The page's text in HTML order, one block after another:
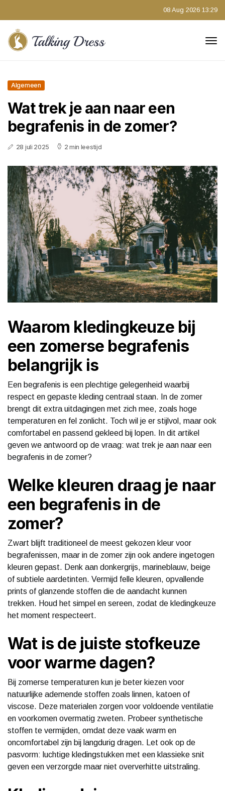
08 Aug 2026 13:29
Algemeen
Wat trek je aan naar een
begrafenis in de zomer?
28 juli 2025 2 min leestijd
Waarom kledingkeuze bij
een zomerse begrafenis
belangrijk is
Een begrafenis is een plechtige gelegenheid waarbij
respect en gepaste kleding centraal staan. In de zomer
brengt dit extra uitdagingen met zich mee, zoals hoge
temperaturen en fel zonlicht. Toch wil je er stijlvol, maar ook
comfortabel en passend gekleed bij lopen. In dit artikel
geven we antwoord op de vraag: wat trek je aan naar een
begrafenis in de zomer?
Welke kleuren draag je naar
een begrafenis in de
zomer?
Zwart blijft traditioneel de meest gekozen kleur voor
begrafenissen, maar in de zomer zijn ook andere ingetogen
kleuren gepast. Denk aan donkergrijs, marineblauw, beige
of subtiele aardetinten. Vermijd felle kleuren, opvallende
prints of glanzende stoffen die de aandacht kunnen
trekken. Houd het simpel en sereen, zodat de kledingkeuze
het moment respecteert.
Wat is de juiste stofkeuze
voor warme dagen?
Bij zomerse temperaturen kun je beter kiezen voor
natuurlijke ademende stoffen zoals linnen, katoen of
viscose. Deze materialen zorgen voor voldoende ventilatie
en voorkomen overmatig zweten. Probeer synthetische
stoffen te vermijden, omdat deze vaak warm en
oncomfortabel zijn bij langdurig dragen. Let ook op de
pasvorm: luchtige kledingstukken met een klassieke snit
geven een verzorgde maar niet oververhitte uitstraling.